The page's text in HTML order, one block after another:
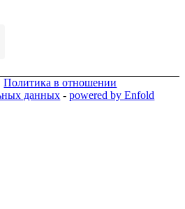
Политика в отношении
данных -powered by Enfold